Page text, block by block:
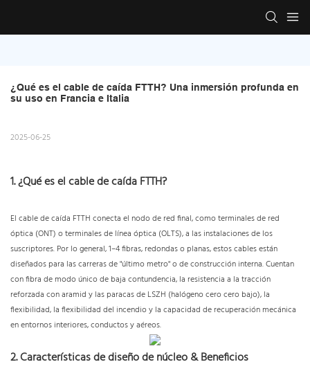
¿Qué es el cable de caída FTTH? Una inmersión profunda en
su uso en Francia e Italia
2025-06-25
1. ¿Qué es el cable de caída FTTH?
El cable de caída FTTH conecta el nodo de red final, como terminales de red
óptica (ONT) o terminales de línea óptica (OLTS), a las instalaciones de los
suscriptores. Por lo general, 1–4 fibras, redondas o planas, estos cables están
diseñados para las carreras de "último metro" o de construcción interna. Cuentan
con fibra de modo único de baja contundencia, la resistencia a la tracción
reforzada con aramid y las paracas de LSZH (halógeno cero cero bajo), la
flexibilidad, la flexibilidad del incendio y la capacidad de recuperación mecánica
en entornos interiores, conductos y aéreos.
2. Características de diseño de núcleo & Beneficios